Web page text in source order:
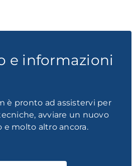
e informazioni
è pronto ad assistervi per
avviare un nuovo
e molto altro ancora.